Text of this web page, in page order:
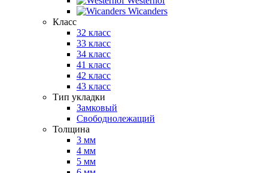
Wicanders
Класс
32 класс
33 класс
34 класс
41 класс
42 класс
43 класс
Тип укладки
Замковый
Свободнолежащий
Толщина
3 мм
4 мм
5 мм